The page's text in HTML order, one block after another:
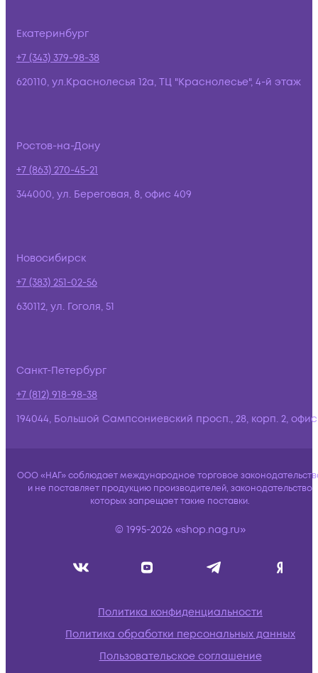
Екатеринбург
+7 (343) 379-98-38
620110, ул.Краснолесья 12а, ТЦ "Краснолесье", 4-й этаж
Ростов-на-Дону
+7 (863) 270-45-21
344000, ул. Береговая, 8, офис 409
Новосибирск
+7 (383) 251-02-56
630112, ул. Гоголя, 51
Санкт-Петербург
+7 (812) 918-98-38
194044, Большой Сампсониевский просп., 28, корп. 2,
ООО «НАГ» соблюдает международное торговое
и не поставляет продукцию производителей, законодательство
которых запрещает такие поставки.
© 1995-2026 «shop.nag.ru»
Политика конфиденциальности
Политика обработки персональных данных
Пользовательское соглашение